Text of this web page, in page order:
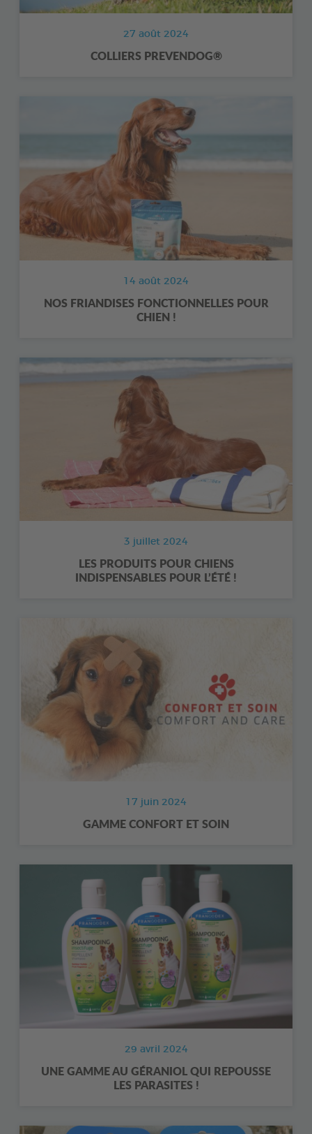
27 août 2024
COLLIERS PREVENDOG®
14 août 2024
NOS FRIANDISES FONCTIONNELLES POUR
CHIEN !
3 juillet 2024
LES PRODUITS POUR CHIENS
INDISPENSABLES POUR L’ÉTÉ !
17 juin 2024
GAMME CONFORT ET SOIN
29 avril 2024
UNE GAMME AU GÉRANIOL QUI REPOUSSE
LES PARASITES !